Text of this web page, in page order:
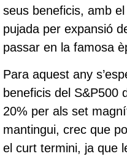
seus beneficis, amb
pujada per expansió
passar en la famosa
Para aquest any
beneficis del S&P500
20% per als set
mantingui, crec que
el curt termini, ja que